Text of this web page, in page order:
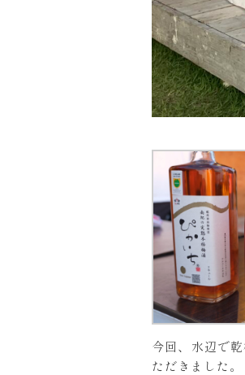
今回、水辺で
ただきました。